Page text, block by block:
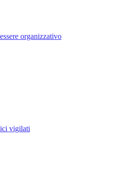
organizzativo
vigilati